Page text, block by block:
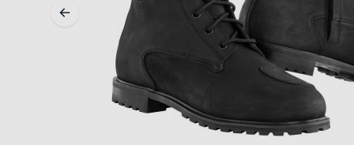
MIDDEN & ONDERKLEDING
ONDERKLEDING
MIDDENKLEDING
COLLETJES & HELMMUTSEN